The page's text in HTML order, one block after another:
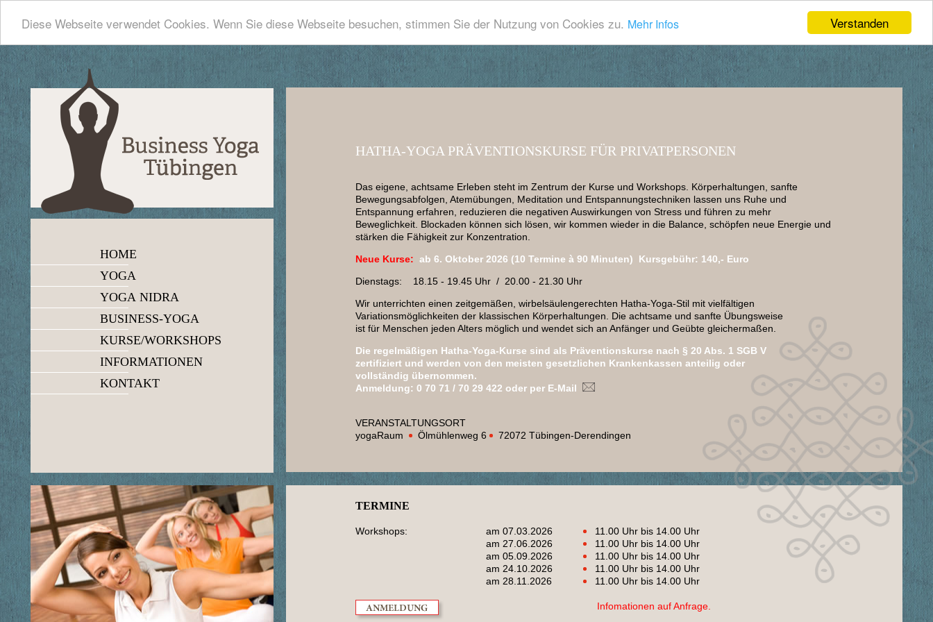
Verstanden
Diese Webseite verwendet Cookies. Wenn Sie diese Webseite besuchen, stimmen Sie der Nutzung von Cookies zu. Mehr Infos
HOME
YOGA
YOGA NIDRA
BUSINESS-YOGA
KURSE/WORKSHOPS
INFORMATIONEN
KONTAKT
HATHA-YOGA PRÄVENTIONSKURSE FÜR PRIVATPERSONEN
Das eigene, achtsame Erleben steht im Zentrum der Kurse und Workshops. Körperhaltungen, sanfte
Bewegungsabfolgen, Atemübungen, Meditation und Entspannungstechniken lassen uns Ruhe und
Entspannung erfahren, reduzieren die negativen Auswirkungen von Stress und führen zu mehr
Beweglichkeit. Blockaden können sich lösen, wir kommen wieder in die Balance, schöpfen neue Energie und
stärken die Fähigkeit zur Konzentration.
Neue Kurse: ab 6. Oktober 2026 (10 Termine à 90 Minuten) Kursgebühr: 140,- Euro
Dienstags: 18.15 - 19.45 Uhr / 20.00 - 21.30 Uhr
Wir unterrichten einen zeitgemäßen, wirbelsäulengerechten Hatha-Yoga-Stil mit vielfältigen
Variationsmöglichkeiten der klassischen Körperhaltungen. Die achtsame und sanfte Übungsweise
ist für Menschen jeden Alters möglich und wendet sich an Anfänger und Geübte gleichermaßen.
Die regelmäßigen Hatha-Yoga-Kurse sind als Präventionskurse nach § 20 Abs. 1 SGB V
zertifiziert und werden von den meisten gesetzlichen Krankenkassen anteilig oder
vollständig übernommen.
Anmeldung: 0 70 71 / 70 29 422 oder per E-Mail
VERANSTALTUNGSORT
yogaRaum
Ölmühlenweg 6 72072 Tübingen-Derendingen
TERMINE
Workshops: am 07.03.2026
11.00 Uhr bis 14.00 Uhr
am 27.06.2026
11.00 Uhr bis 14.00 Uhr
am 05.09.2026
11.00 Uhr bis 14.00 Uhr
am 24.10.2026
11.00 Uhr bis 14.00 Uhr
am 28.11.2026
11.00 Uhr bis 14.00 Uhr
Infomationen auf Anfrage.